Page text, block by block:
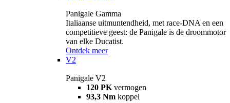
Panigale Gamma
Italiaanse uitmuntendheid, met race-DNA en een
competitieve geest: de Panigale is de droommotor
van elke Ducatist.
Ontdek meer
V2
Panigale V2
120 PK vermogen
93,3 Nm koppel